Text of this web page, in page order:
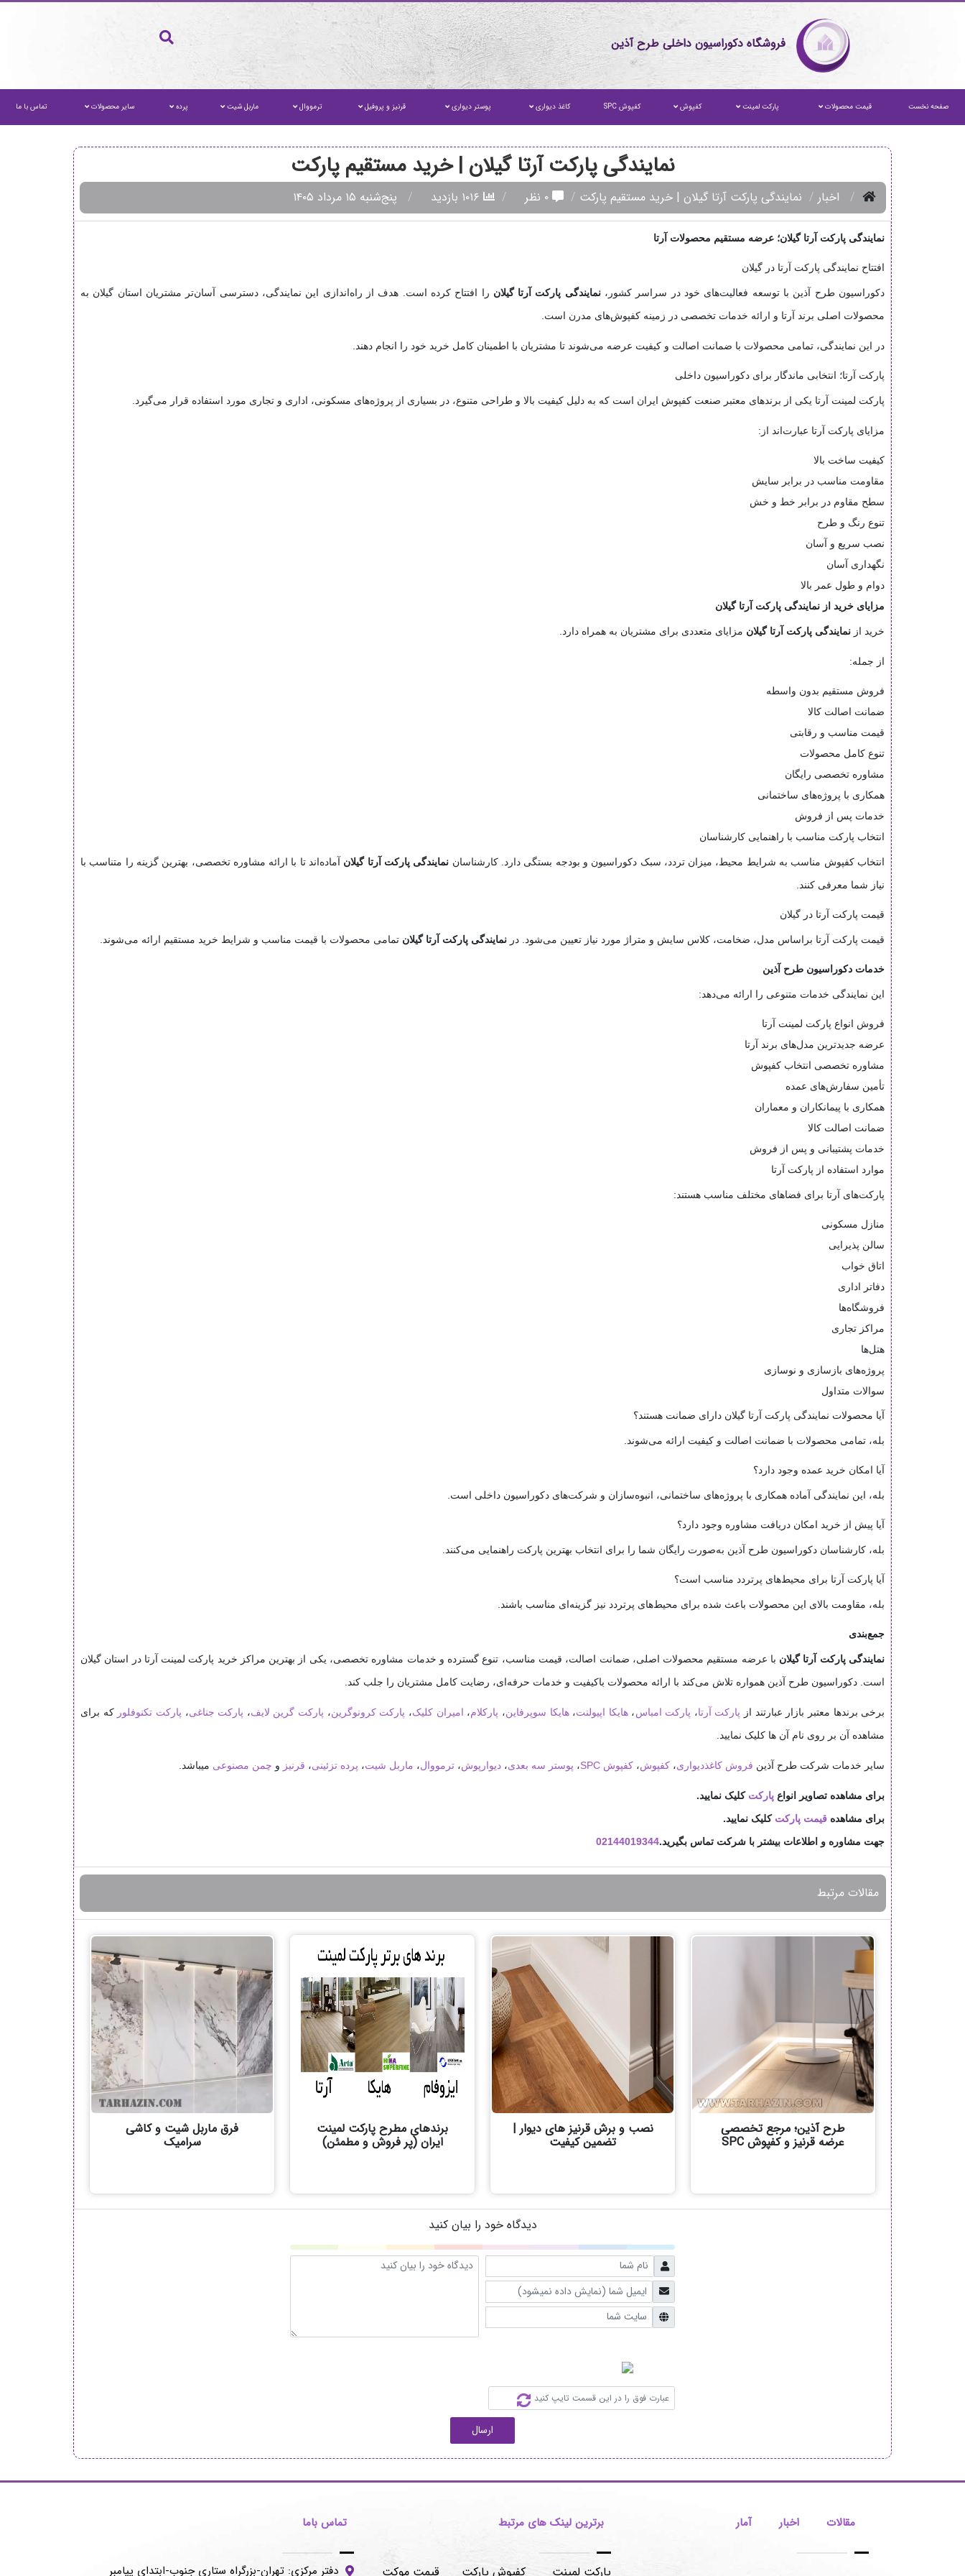
فروشگاه دکوراسیون داخلی طرح آذین
صفحه نخست قیمت محصولات پارکت لمینت کفپوش کفپوش SPC کاغذ دیواری پوستر دیواری قرنیز و پروفیل ترمووال ماربل شیت پرده سایر محصولات تماس با ما
نمایندگی پارکت آرتا گیلان | خرید مستقیم پارکت
اخبار نمایندگی پارکت آرتا گیلان | خرید مستقیم پارکت ۰ نظر پنج‌شنبه ۱۵ مرداد ۱۴۰۵
نمایندگی پارکت آرتا گیلان؛ عرضه مستقیم محصولات آرتا
افتتاح نمایندگی پارکت آرتا در گیلان
دکوراسیون طرح آذین با توسعه فعالیت‌های خود در سراسر کشور،نمایندگی پارکت آرتا گیلان را افتتاح کرده است. هدف از راه‌اندازی این نمایندگی، دسترسی آسان‌تر مشتریان استان گیلان به
محصولات اصلی برند آرتا و ارائه خدمات تخصصی در زمینه کفپوش‌های مدرن است.
در این نمایندگی، تمامی محصولات با ضمانت اصالت و کیفیت عرضه می‌شوند تا مشتریان با اطمینان کامل خرید خود را انجام دهند.
پارکت آرتا؛ انتخابی ماندگار برای دکوراسیون داخلی
پارکت لمینت آرتا یکی از برندهای معتبر صنعت کفپوش ایران است که به دلیل کیفیت بالا و طراحی متنوع، در بسیاری از پروژه‌های مسکونی، اداری و تجاری مورد استفاده قرار می‌گیرد.
مزایای پارکت آرتا عبارت‌اند از:
کیفیت ساخت بالا
مقاومت مناسب در برابر سایش
سطح مقاوم در برابر خط و خش
تنوع رنگ و طرح
نصب سریع و آسان
نگهداری آسان
دوام و طول عمر بالا
مزایای خرید از نمایندگی پارکت آرتا گیلان
خرید از نمایندگی پارکت آرتا گیلان مزایای متعددی برای مشتریان به همراه دارد.
از جمله:
فروش مستقیم بدون واسطه
ضمانت اصالت کالا
قیمت مناسب و رقابتی
تنوع کامل محصولات
مشاوره تخصصی رایگان
همکاری با پروژه‌های ساختمانی
خدمات پس از فروش
انتخاب پارکت مناسب با راهنمایی کارشناسان
انتخاب کفپوش مناسب به شرایط محیط، میزان تردد، سبک دکوراسیون و بودجه بستگی دارد. کارشناسان نمایندگی پارکت آرتا گیلان آماده‌اند تا با ارائه مشاوره تخصصی، بهترین گزینه را متناسب با
نیاز شما معرفی کنند.
قیمت پارکت آرتا در گیلان
قیمت پارکت آرتا براساس مدل، ضخامت، کلاس سایش و متراژ مورد نیاز تعیین می‌شود. در نمایندگی پارکت آرتا گیلان تمامی محصولات با قیمت مناسب و شرایط خرید مستقیم ارائه می‌شوند.
خدمات دکوراسیون طرح آذین
این نمایندگی خدمات متنوعی را ارائه می‌دهد:
فروش انواع پارکت لمینت آرتا
عرضه جدیدترین مدل‌های برند آرتا
مشاوره تخصصی انتخاب کفپوش
تأمین سفارش‌های عمده
همکاری با پیمانکاران و معماران
ضمانت اصالت کالا
خدمات پشتیبانی و پس از فروش
موارد استفاده از پارکت آرتا
پارکت‌های آرتا برای فضاهای مختلف مناسب هستند:
منازل مسکونی
سالن پذیرایی
اتاق خواب
دفاتر اداری
فروشگاه‌ها
مراکز تجاری
هتل‌ها
پروژه‌های بازسازی و نوسازی
سوالات متداول
آیا محصولات نمایندگی پارکت آرتا گیلان دارای ضمانت هستند؟
بله، تمامی محصولات با ضمانت اصالت و کیفیت ارائه می‌شوند.
آیا امکان خرید عمده وجود دارد؟
بله، این نمایندگی آماده همکاری با پروژه‌های ساختمانی، انبوه‌سازان و شرکت‌های دکوراسیون داخلی است.
آیا پیش از خرید امکان دریافت مشاوره وجود دارد؟
بله، کارشناسان دکوراسیون طرح آذین به‌صورت رایگان شما را برای انتخاب بهترین پارکت راهنمایی می‌کنند.
آیا پارکت آرتا برای محیط‌های پرتردد مناسب است؟
بله، مقاومت بالای این محصولات باعث شده برای محیط‌های پرتردد نیز گزینه‌ای مناسب باشند.
جمع‌بندی
نمایندگی پارکت آرتا گیلان با عرضه مستقیم محصولات اصلی، ضمانت اصالت، قیمت مناسب، تنوع گسترده و خدمات مشاوره تخصصی، یکی از بهترین مراکز خرید پارکت لمینت آرتا در استان گیلان
است. دکوراسیون طرح آذین همواره تلاش می‌کند با ارائه محصولات باکیفیت و خدمات حرفه‌ای، رضایت کامل مشتریان را جلب کند.
برخی برندها معتبر بازار عبارتند از پارکت آرتا، پارکت امباس،هایکا اپیولنت،هایکا سوپرفاین، پارکلام، امیران کلیک، پارکت کرونوگرین، پارکت گرین لایف، پارکت جناغی، پارکت تکنوفلور که برای
مشاهده آن بر روی نام آن ها کلیک نمایید.
سایر خدمات شرکت طرح آذین فروش کاغذدیواری، کفپوش، کفپوش SPC ، پوستر سه بعدی، دیوارپوش، ترمووال، ماربل شیت، پرده تزئینی، قرنیز و چمن مصنوعی میباشد.
برای مشاهده تصاویر انواع پارکت کلیک نمایید.
برای مشاهده قیمت پارکت کلیک نمایید.
جهت مشاوره و اطلاعات بیشتر با شرکت تماس بگیرید.02144019344
مقالات مرتبط
طرح آذین؛ مرجع تخصصی
عرضه قرنیز و کفپوش SPC
نصب و برش قرنیز های دیوار |
تضمین کیفیت
برندهای مطرح پارکت لمینت
ایران (پر فروش و مطمئن)
فرق ماربل شیت و کاشی
سرامیک
دیدگاه خود را بیان کنید
ارسال
مقالات اخبار آمار برترین لینک های مرتبط
پارکت لمینت کفپوش پارکت قیمت موکت
تماس باما
دفتر مرکزی: تهران-بزرگراه ستاری جنوب-ابتدای پیامبر